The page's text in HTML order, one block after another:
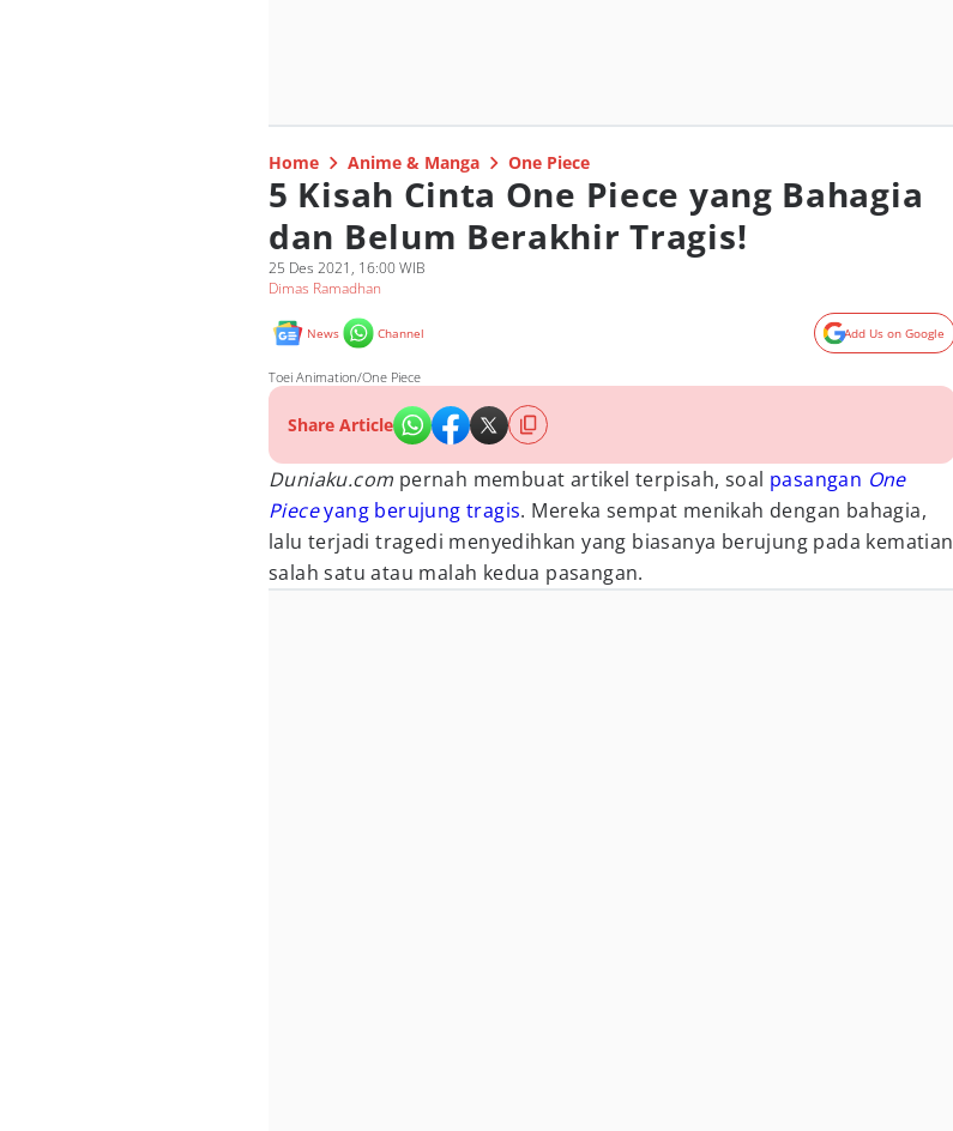
Home Anime & Manga One Piece
5 Kisah Cinta One Piece yang Bahagia
dan Belum Berakhir Tragis!
25 Des 2021, 16:00 WIB
Dimas Ramadhan
News Channel Add Us on Google
Toei Animation/One Piece
Share Article
Duniaku.com pernah membuat artikel terpisah, soal pasangan One
Pieceyang berujung tragis. Mereka sempat menikah dengan bahagia,
lalu terjadi tragedi menyedihkan yang biasanya berujung pada kematian
salah satu atau malah kedua pasangan.